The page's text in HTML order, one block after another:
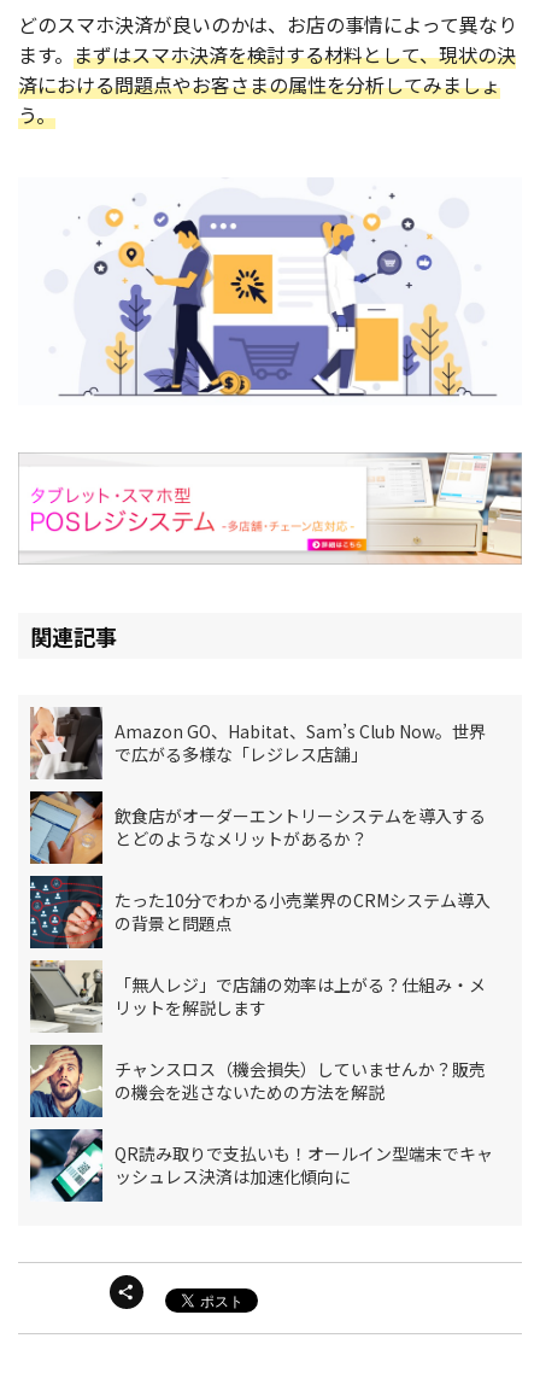
どのスマホ決済が良いのかは、お店の事情によって異なり
ます。 まずはスマホ決済を検討する材料として、現状の決
済における問題点やお客さまの属性を分析してみましょ
う。
関連記事
Amazon GO、Habitat、Sam’s Club Now。世界
で広がる多様な「レジレス店舗」
飲食店がオーダーエントリーシステムを導入する
とどのようなメリットがあるか？
たった10分でわかる小売業界のCRMシステム導入
の背景と問題点
「無人レジ」で店舗の効率は上がる？仕組み・メ
リットを解説します
チャンスロス（機会損失）していませんか？販売
の機会を逃さないための方法を解説
QR読み取りで支払いも！オールイン型端末でキャ
ッシュレス決済は加速化傾向に